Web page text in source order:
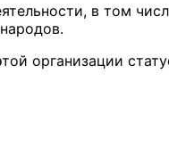
в том
организации